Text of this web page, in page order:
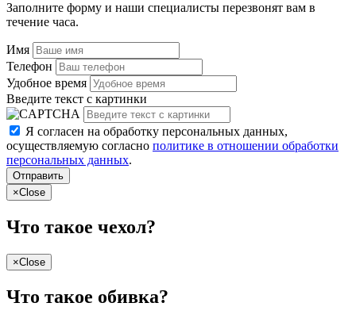
Заполните форму и наши специалисты перезвонят вам в
течение часа.
Имя
Телефон
Удобное время
Введите текст с картинки
Я согласен на обработку персональных данных,
осуществляемую согласно политике в отношении обработки
персональных данных.
Отправить
×Close
Что такое чехол?
×Close
Что такое обивка?